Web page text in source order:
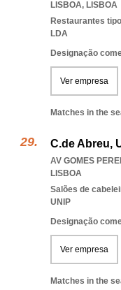
LISBOA, LISBOA
Restaurantes
LDA
Designação
Ver empresa
Matches in the
C.de Abreu,
AV GOMES
LISBOA
Salões de
UNIP
Designação
Ver empresa
Matches in the